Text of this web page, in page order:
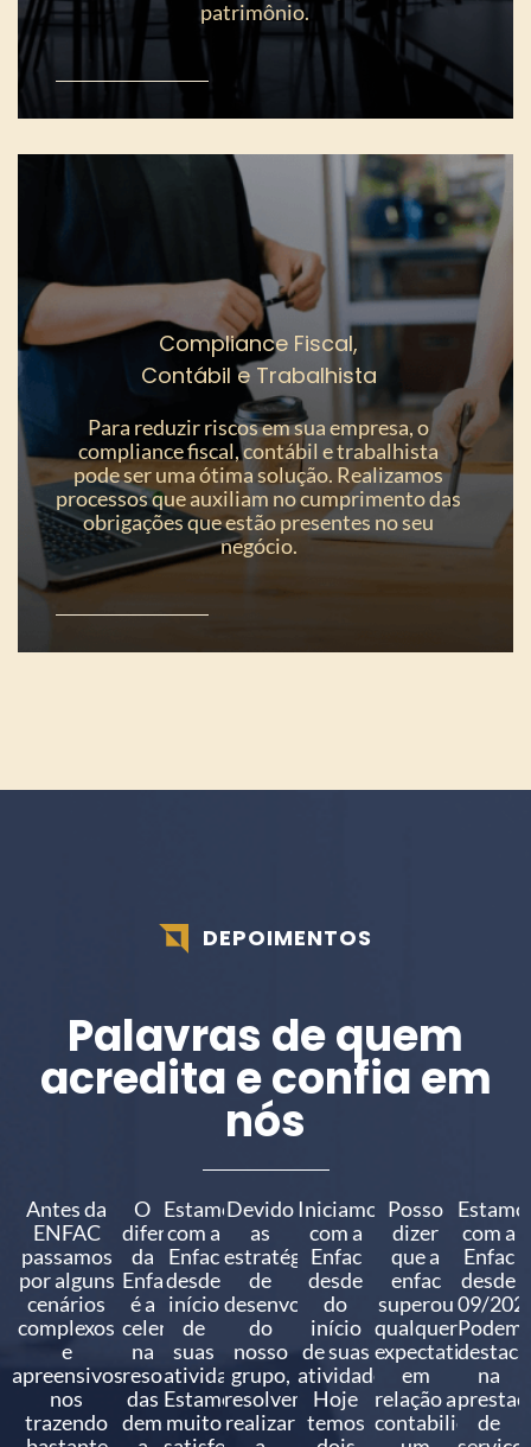
patrimônio.
Compliance Fiscal,
Contábil e Trabalhista
Para reduzir riscos em sua empresa, o
compliance fiscal, contábil e trabalhista
pode ser uma ótima solução. Realizamos
processos que auxiliam no cumprimento das
obrigações que estão presentes no seu
negócio.
DEPOIMENTOS
Palavras de quem
acredita e confia em
nós
Antes da
ENFAC
passamos
por alguns
cenários
complexos
e
apreensivos,
nos
trazendo
O
diferencial
da
Enfac
é a
celeridade
na
resolução
das
demandas,
Estamos
com a
Enfac
desde
início
de
suas
atividades.
Estamos
muito
Devido
as
estratégias
de
desenvolvimento
do
nosso
grupo,
resolvemos
realizar
Iniciamos
com a
Enfac
desde
do
início
de suas
atividades.
Hoje
temos
Posso
dizer
que a
enfac
superou
qualquer
expectativa
em
relação a
contabilidade,
com a
Enfac
desde
09/
na
de